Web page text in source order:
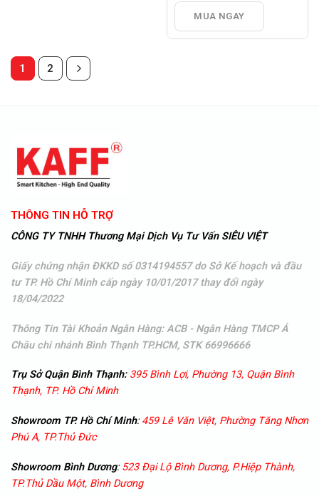
là:
3.880.000 VNĐ.
hiện
là:
2.910.000 VNĐ.
MUA NGAY
1 2
THÔNG TIN HỖ TRỢ
CÔNG TY TNHH Thương Mại Dịch Vụ Tư Vấn SIÊU VIỆT
Giấy chứng nhận ĐKKD số 0314194557 do Sở Kế hoạch và đầu
tư TP. Hồ Chí Minh cấp ngày 10/01/2017 thay đổi ngày
18/04/2022
Thông Tin Tài Khoản Ngân Hàng: ACB - Ngân Hàng TMCP Á
Châu chi nhánh Bình Thạnh TP.HCM, STK 66996666
Trụ Sở Quận Bình Thạnh: 395 Bình Lợi, Phường 13, Quận Bình
Thạnh, TP. Hồ Chí Minh
Showroom TP. Hồ Chí Minh:459 Lê Văn Việt, Phường Tăng Nhơn
Phú A, TP.Thủ Đức
Showroom Bình Dương:523 Đại Lộ Bình Dương, P.Hiệp Thành,
TP.Thủ Dầu Một, Bình Dương